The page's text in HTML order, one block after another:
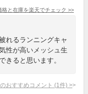
格と在庫を楽天でチェック >>
れるランニングキャ
性が高いメッシュ生
きると思います。
おすすめコメント (1 件) >